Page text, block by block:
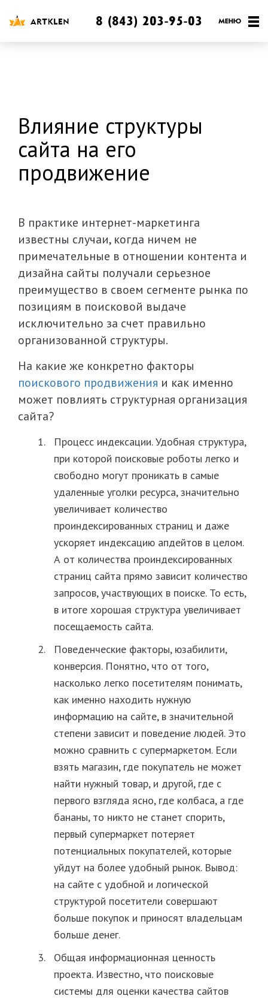
8 (843) 203-95-03
Влияние структуры
сайта на его
продвижение
В практике интернет-маркетинга
известны случаи, когда ничем не
примечательные в отношении контента и
дизайна сайты получали серьезное
преимущество в своем сегменте рынка по
позициям в поисковой выдаче
исключительно за счет правильно
организованной структуры.
На какие же конкретно факторы
поискового продвижения и как именно
может повлиять структурная организация
сайта?
Процесс индексации. Удобная структура,
при которой поисковые роботы легко и
свободно могут проникать в самые
удаленные уголки ресурса, значительно
увеличивает количество
проиндексированных страниц и даже
ускоряет индексацию апдейтов в целом.
А от количества проиндексированных
страниц сайта прямо зависит количество
запросов, участвующих в поиске. То есть,
в итоге хорошая структура увеличивает
посещаемость сайта.
Поведенческие факторы, юзабилити,
конверсия. Понятно, что от того,
насколько легко посетителям понимать,
как именно находить нужную
информацию на сайте, в значительной
степени зависит и поведение людей. Это
можно сравнить с супермаркетом. Если
взять магазин, где покупатель не может
найти нужный товар, и другой, где с
первого взгляда ясно, где колбаса, а где
бананы, то никто не станет спорить,
первый супермаркет потеряет
потенциальных покупателей, которые
уйдут на более удобный рынок. Вывод:
на сайте с удобной и логической
структурой посетители совершают
больше покупок и приносят владельцам
больше денег.
Общая информационная ценность
проекта. Известно, что поисковые
системы для оценки качества сайтов